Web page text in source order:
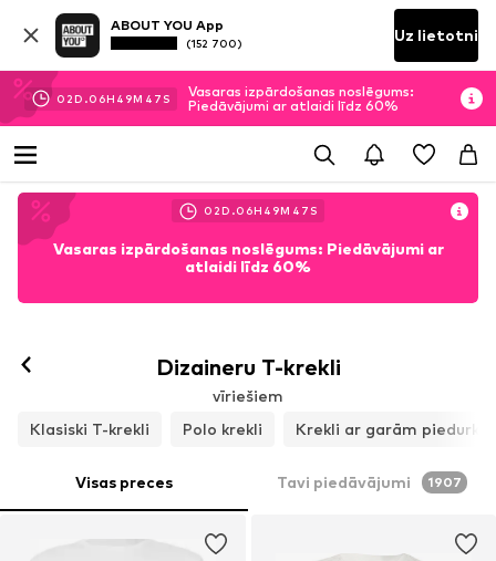
ABOUT YOU App
(152 700) Uz lietotni
02D.06H 49M 46 S
Vasaras izpārdošanas noslēgums:
Piedāvājumi ar atlaidi līdz 60%
02D.06H 49M 46 S
Vasaras izpārdošanas noslēgums: Piedāvājumi ar
atlaidi līdz 60%
Dizaineru T-krekli
vīriešiem
Klasiski T-krekli
Polo krekli Krekli ar garām
Visas preces Tavi piedāvājumi 1907